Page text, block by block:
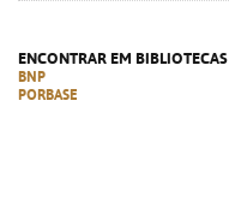
ENCONTRAR EM BIBLIOTECAS
BNP
PORBASE